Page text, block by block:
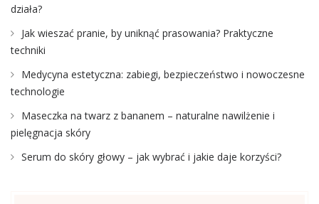
działa?
Jak wieszać pranie, by uniknąć prasowania? Praktyczne
techniki
Medycyna estetyczna: zabiegi, bezpieczeństwo i nowoczesne
technologie
Maseczka na twarz z bananem – naturalne nawilżenie i
pielęgnacja skóry
Serum do skóry głowy – jak wybrać i jakie daje korzyści?